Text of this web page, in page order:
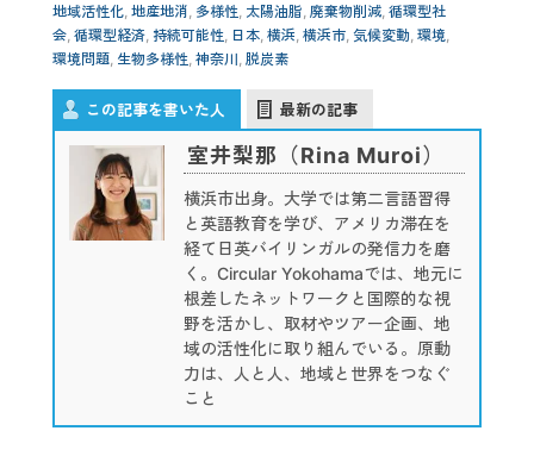
地域活性化 地産地消 多様性 太陽油脂 廃棄物削減 循環型社
会 循環型経済 持続可能性 日本 横浜 横浜市 気候変動 環境
環境問題 生物多様性 神奈川 脱炭素
この記事を書いた人 最新の記事
室井梨那（Rina Muroi）
横浜市出身。大学では第二言語習得
と英語教育を学び、アメリカ滞在を
経て日英バイリンガルの発信力を磨
く。Circular Yokohamaでは、地元に
根差したネットワークと国際的な視
野を活かし、取材やツアー企画、地
域の活性化に取り組んでいる。原動
力は、人と人、地域と世界をつなぐ
こと